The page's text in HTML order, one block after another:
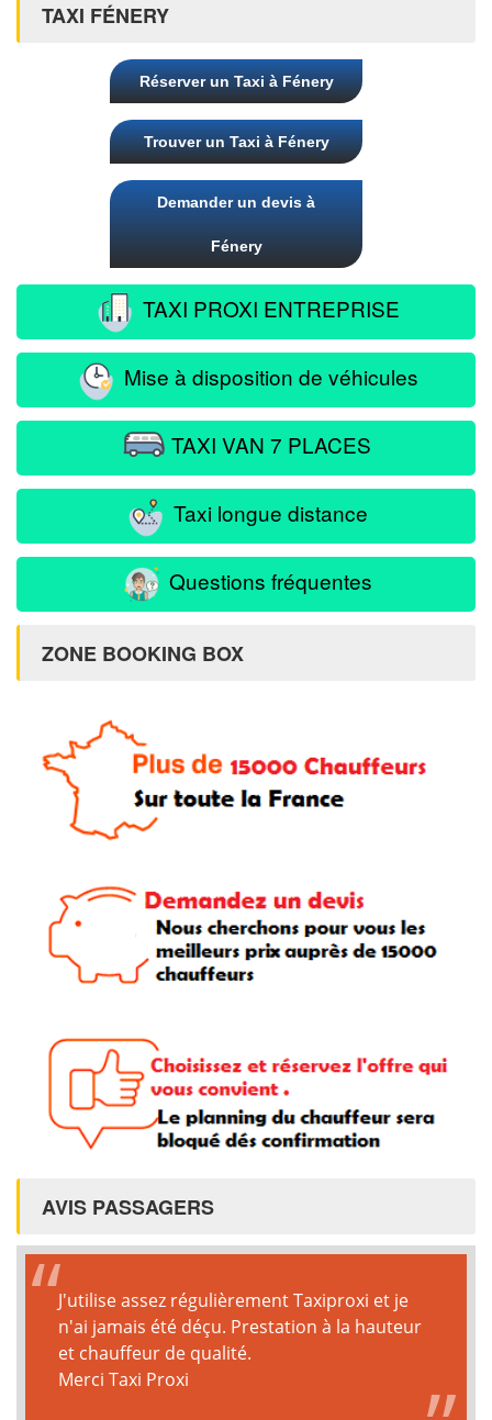
TAXI FÉNERY
Réserver un Taxi à Fénery
Trouver un Taxi à Fénery
Demander un devis à
Fénery
TAXI PROXI ENTREPRISE
Mise à disposition de véhicules
TAXI VAN 7 PLACES
Taxi longue distance
Questions fréquentes
ZONE BOOKING BOX
AVIS PASSAGERS